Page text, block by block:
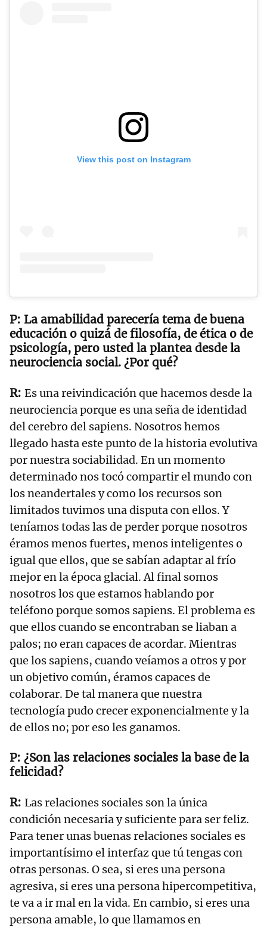
View this post on Instagram
La amabilidad parecería tema de buena
educación o quizá de filosofía, de ética o de
psicología, pero usted la plantea desde la
neurociencia social. ¿Por qué?
Es una reivindicación que hacemos desde la
neurociencia porque es una seña de identidad
del cerebro del sapiens. Nosotros hemos
llegado hasta este punto de la historia evolutiva
por nuestra sociabilidad. En un momento
determinado nos tocó compartir el mundo con
los neandertales y como los recursos son
limitados tuvimos una disputa con ellos. Y
teníamos todas las de perder porque nosotros
éramos menos fuertes, menos inteligentes o
igual que ellos, que se sabían adaptar al frío
mejor en la época glacial. Al final somos
nosotros los que estamos hablando por
teléfono porque somos sapiens. El problema es
que ellos cuando se encontraban se liaban a
palos; no eran capaces de acordar. Mientras
que los sapiens, cuando veíamos a otros y por
un objetivo común, éramos capaces de
colaborar. De tal manera que nuestra
tecnología pudo crecer exponencialmente y la
de ellos no; por eso les ganamos.
¿Son las relaciones sociales la base de la
felicidad?
Las relaciones sociales son la única
condición necesaria y suficiente para ser feliz.
Para tener unas buenas relaciones sociales es
importantísimo el interfaz que tú tengas con
otras personas. O sea, si eres una persona
agresiva, si eres una persona hipercompetitiva,
te va a ir mal en la vida. En cambio, si eres una
persona amable, lo que llamamos en